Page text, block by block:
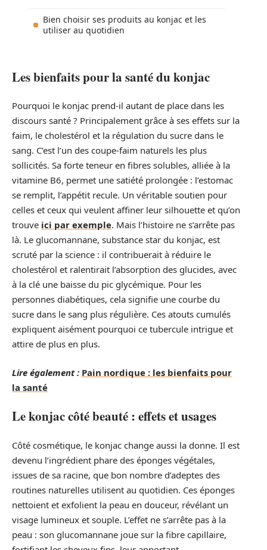
Bien choisir ses produits au konjac et les
utiliser au quotidien
Les bienfaits pour la santé du konjac
Pourquoi le konjac prend-il autant de place dans les
discours santé ? Principalement grâce à ses effets sur la
faim, le cholestérol et la régulation du sucre dans le
sang. C’est l’un des coupe-faim naturels les plus
sollicités. Sa forte teneur en fibres solubles, alliée à la
vitamine B6, permet une satiété prolongée : l’estomac
se remplit, l’appétit recule. Un véritable soutien pour
celles et ceux qui veulent affiner leur silhouette et qu’on
trouve ici par exemple. Mais l’histoire ne s’arrête pas
là. Le glucomannane, substance star du konjac, est
scruté par la science : il contribuerait à réduire le
cholestérol et ralentirait l’absorption des glucides, avec
à la clé une baisse du pic glycémique. Pour les
personnes diabétiques, cela signifie une courbe du
sucre dans le sang plus régulière. Ces atouts cumulés
expliquent aisément pourquoi ce tubercule intrigue et
attire de plus en plus.
Lire également : Pain nordique : les bienfaits pour
la santé
Le konjac côté beauté : effets et usages
Côté cosmétique, le konjac change aussi la donne. Il est
devenu l’ingrédient phare des éponges végétales,
issues de sa racine, que bon nombre d’adeptes des
routines naturelles utilisent au quotidien. Ces éponges
nettoient et exfolient la peau en douceur, révélant un
visage lumineux et souple. L’effet ne s’arrête pas à la
peau : son glucomannane joue sur la fibre capillaire,